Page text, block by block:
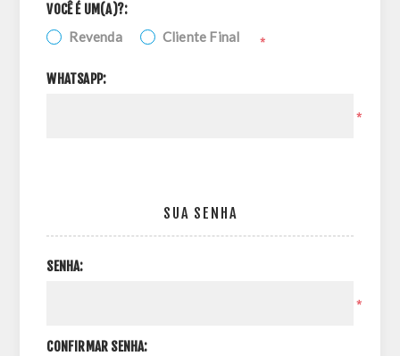
VOCÊ É UM(A)?:
Revenda Cliente Final *
WHATSAPP:
*
SUA SENHA
SENHA:
*
CONFIRMAR SENHA: